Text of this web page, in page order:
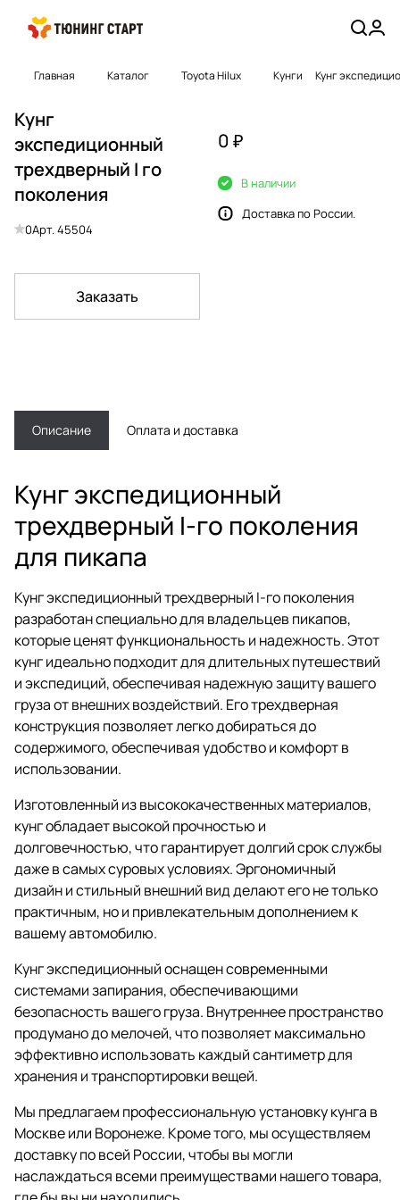
Главная Каталог Toyota Hilux Кyнги Кунг
Кунг
экспедиционный
трехдверный I го
поколения
0Арт.45504
Заказать
0 ₽
В наличии
Доставка по России.
Описание Оплата и доставка
Кунг экспедиционный
трехдверный I-го поколения
для пикапа
Кунг экспедиционный трехдверный I-го поколения
разработан специально для владельцев пикапов,
которые ценят функциональность и надежность. Этот
кунг идеально подходит для длительных путешествий
и экспедиций, обеспечивая надежную защиту вашего
груза от внешних воздействий. Его трехдверная
конструкция позволяет легко добираться до
содержимого, обеспечивая удобство и комфорт в
использовании.
Изготовленный из высококачественных материалов,
кунг обладает высокой прочностью и
долговечностью, что гарантирует долгий срок службы
даже в самых суровых условиях. Эргономичный
дизайн и стильный внешний вид делают его не только
практичным, но и привлекательным дополнением к
вашему автомобилю.
Кунг экспедиционный оснащен современными
системами запирания, обеспечивающими
безопасность вашего груза. Внутреннее пространство
продумано до мелочей, что позволяет максимально
эффективно использовать каждый сантиметр для
хранения и транспортировки вещей.
Мы предлагаем профессиональную установку кунга в
Москве или Воронеже. Кроме того, мы осуществляем
доставку по всей России, чтобы вы могли
наслаждаться всеми преимуществами нашего товара,